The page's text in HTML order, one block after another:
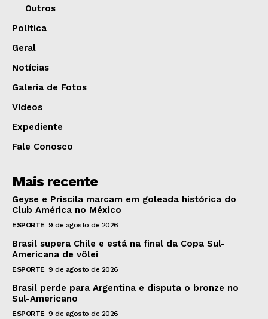
Outros
Política
Geral
Notícias
Galeria de Fotos
Vídeos
Expediente
Fale Conosco
Mais recente
Geyse e Priscila marcam em goleada histórica do
Club América no México
ESPORTE 9 de agosto de 2026
Brasil supera Chile e está na final da Copa Sul-
Americana de vôlei
ESPORTE 9 de agosto de 2026
Brasil perde para Argentina e disputa o bronze no
Sul-Americano
ESPORTE 9 de agosto de 2026